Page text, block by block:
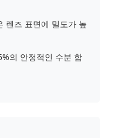
렌즈 표면에 밀도가 높
의 안정적인 수분 함